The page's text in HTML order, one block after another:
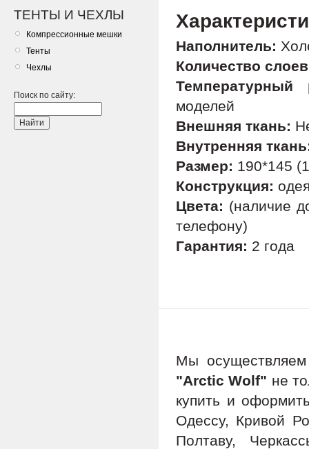
ТЕНТЫ И ЧЕХЛЫ
Компрессионные мешки
Тенты
Чехлы
Поиск по сайту:
Наполнитель:
Количество
Температурный
моделей
Внешняя ткань:
Внутренняя
Размер: 190*145
Конструкция:
Цвета: (наличие
телефону)
Гарантия: 2 года
Мы
"Arctic Wolf" не
купить и
Одессу, Кривой
Полтаву,